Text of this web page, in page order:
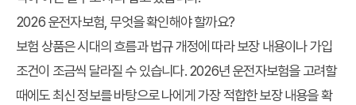
2026 운전자보험, 무엇을 확인해야 할까요?
보험 상품은 시대의 흐름과 법규 개정에 따라 보장 내용이나 가입
조건이 조금씩 달라질 수 있습니다. 2026년 운전자보험을 고려할
때에도 최신 정보를 바탕으로 나에게 가장 적합한 보장 내용을 확